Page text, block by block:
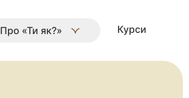
Про «Ти як?» Курси